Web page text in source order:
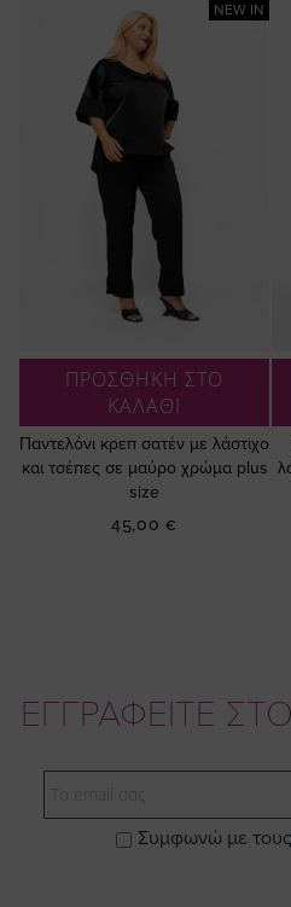
NEW IN
ΠΡΟΣΘΗΚΗ ΣΤΟ
ΚΑΛΑΘΙ
Παντελόνι κρεπ σατέν με λάστιχο
και τσέπες σε μαύρο χρώμα plus
size
45,00 €
ΕΓΓΡΑΦΕΙΤΕ
Συμφωνώ με τους